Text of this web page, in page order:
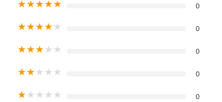
★★★★★ 0
★★★★★ 0
★★★★★ 0
★★★★★ 0
★★★★★ 0